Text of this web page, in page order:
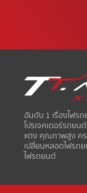
อันดับ 1 เรื่องไฟร
โปรเจคเตอร์รถยน
แตง คุณภาพสูง ค
เปลี่ยนหลอดไฟรถ
ไฟรถยนต์